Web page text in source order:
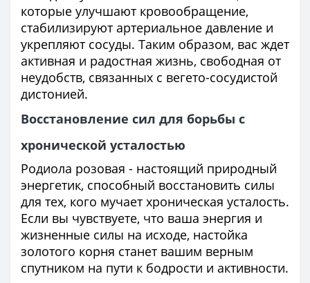
которые улучшают кровообращение,
стабилизируют артериальное давление и
укрепляют сосуды. Таким образом, вас ждет
активная и радостная жизнь, свободная от
неудобств, связанных с вегето-сосудистой
дистонией.
Восстановление сил для борьбы с
хронической усталостью
Родиола розовая - настоящий природный
энергетик, способный восстановить силы
для тех, кого мучает хроническая усталость.
Если вы чувствуете, что ваша энергия и
жизненные силы на исходе, настойка
золотого корня станет вашим верным
спутником на пути к бодрости и активности.